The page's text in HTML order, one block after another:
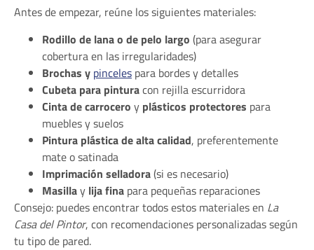
Antes de empezar, reúne los siguientes materiales:
Rodillo de lana o de pelo largo (para asegurar
cobertura en las irregularidades)
Brochas y pinceles para bordes y detalles
Cubeta para pinturacon rejilla escurridora
Cinta de carrocero y plásticos protectores para
muebles y suelos
Pintura plástica de alta calidad, preferentemente
mate o satinada
Imprimación selladora(si es necesario)
Masillay lija fina para pequeñas reparaciones
Consejo: puedes encontrar todos estos materiales en La
Casa del Pintor, con recomendaciones personalizadas según
tu tipo de pared.